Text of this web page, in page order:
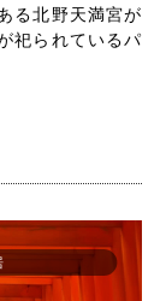
る北野天満宮が
祀られているパ